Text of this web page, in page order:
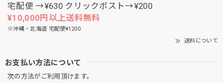
宅配便 →¥630 クリックポスト→¥200
¥10,000円以上送料無料
※沖縄・北海道 宅配便¥1200
送料について
お支払い方法について
次の方法がご利用頂けます。